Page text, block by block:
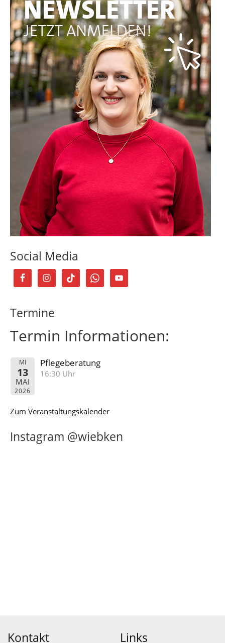
Social Media
Termine
Termin Informationen:
MI
13
MAI
2026
Pflegeberatung
16:30 Uhr
Zum Veranstaltungskalender
Instagram @wiebken
Kontakt Links